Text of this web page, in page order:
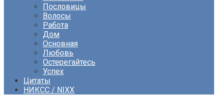
Пословицы
Волосы
Работа
Дом
Основная
Любовь
Остерегайтесь
Успех
Цитаты
НИКСС / NIXX